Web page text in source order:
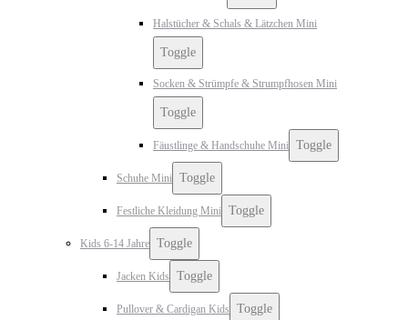
Halstücher & Schals & Lätzchen Mini
Toggle
Socken & Strümpfe & Strumpfhosen Mini
Toggle
Fäustlinge & Handschuhe Mini Toggle
Schuhe Mini Toggle
Festliche Kleidung Mini Toggle
Kids 6-14 Jahre Toggle
Jacken Kids Toggle
Pullover & Cardigan Kids Toggle